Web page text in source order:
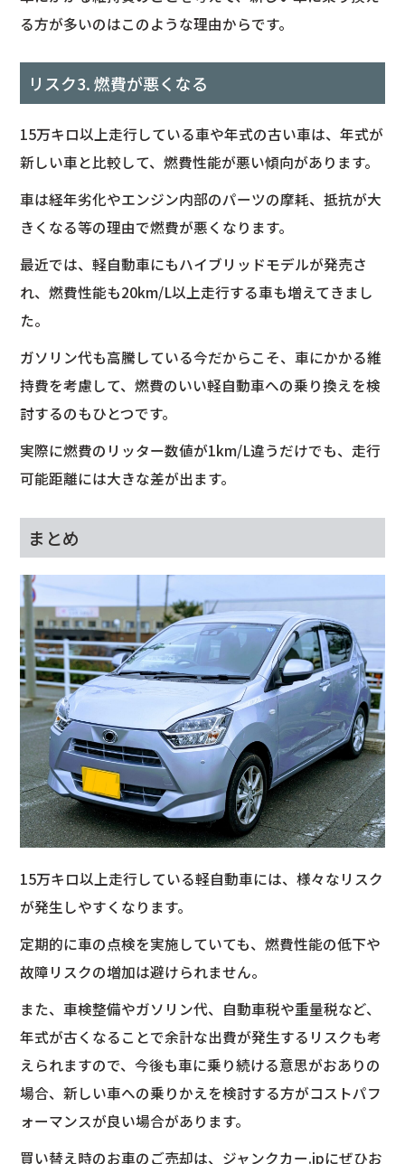
る方が多いのはこのような理由からです。
リスク3. 燃費が悪くなる
15万キロ以上走行している車や年式の古い車は、年式が
新しい車と比較して、燃費性能が悪い傾向があります。
車は経年劣化やエンジン内部のパーツの摩耗、抵抗が大
きくなる等の理由で燃費が悪くなります。
最近では、軽自動車にもハイブリッドモデルが発売さ
れ、燃費性能も20km/L以上走行する車も増えてきまし
た。
ガソリン代も高騰している今だからこそ、車にかかる維
持費を考慮して、燃費のいい軽自動車への乗り換えを検
討するのもひとつです。
実際に燃費のリッター数値が1km/L違うだけでも、走行
可能距離には大きな差が出ます。
まとめ
15万キロ以上走行している軽自動車には、様々なリスク
が発生しやすくなります。
定期的に車の点検を実施していても、燃費性能の低下や
故障リスクの増加は避けられません。
また、車検整備やガソリン代、自動車税や重量税など、
年式が古くなることで余計な出費が発生するリスクも考
えられますので、今後も車に乗り続ける意思がおありの
場合、新しい車への乗りかえを検討する方がコストパフ
ォーマンスが良い場合があります。
買い替え時のお車のご売却は、ジャンクカー.jpにぜひお